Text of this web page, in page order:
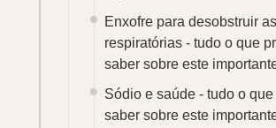
Enxofre para desobstruir
respiratórias - tudo o que
saber sobre este
Sódio e saúde - tudo o
saber sobre este